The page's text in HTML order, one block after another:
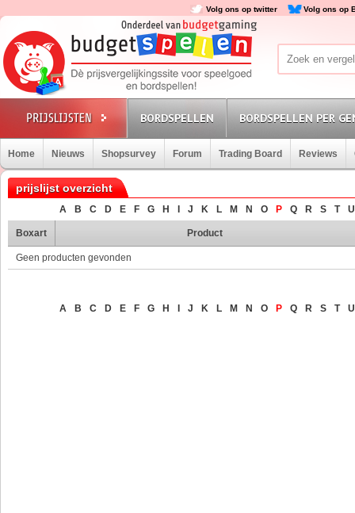
Volg ons op twitter Volg ons op
BORDSPELLEN BORDSPELLEN PER
Home Nieuws Shopsurvey Forum Trading Board Reviews
prijslijst overzicht
A B C D E F G H J K L M N O P Q R S T U
Boxart Product
Geen producten gevonden
A B C D E F G H J K L M N O P Q R S T U